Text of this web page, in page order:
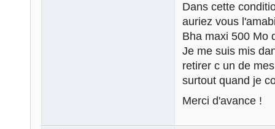
Dans cette
auriez vous
Bha maxi 500 Mo
Je me suis mis
retirer c un de
surtout quand je
Merci d'avance !